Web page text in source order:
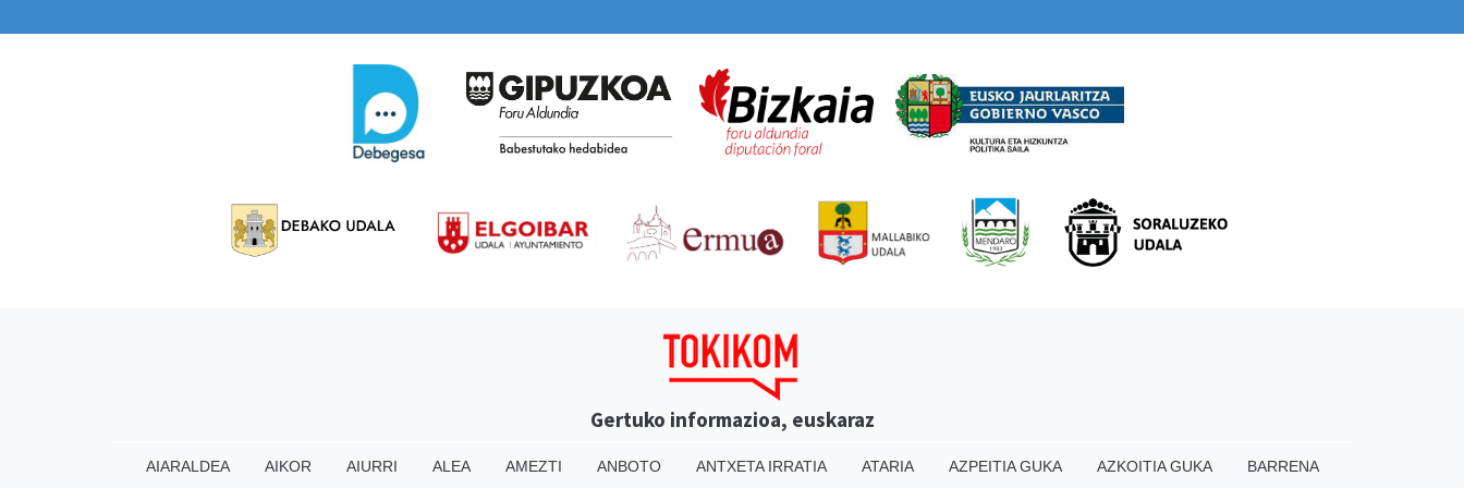
Gertuko informazioa, euskaraz
AIARALDEA AIKOR AIURRI ALEA AMEZTI ANBOTO ANTXETA IRRATIA ATARIA AZPEITIA GUKA AZKOITIA GUKA
BARRENA